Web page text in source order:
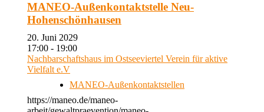
MANEO-Außenkontaktstelle Neu-
Hohenschönhausen
20. Juni 2029
17:00 - 19:00
Nachbarschaftshaus im Ostseeviertel Verein für aktive
Vielfalt e.V
MANEO-Außenkontaktstellen
https://maneo.de/maneo-